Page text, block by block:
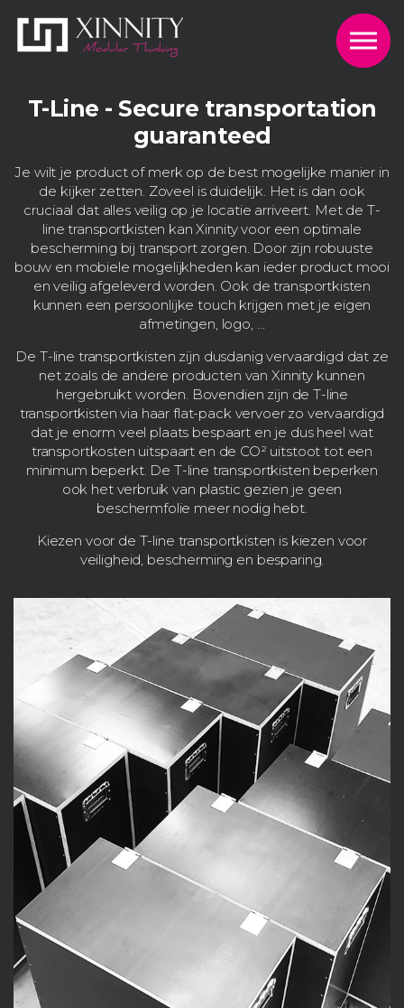
Skip to the content
T-Line - Secure transportation
guaranteed
Je wilt je product of merk op de best mogelijke manier in
de kijker zetten. Zoveel is duidelijk. Het is dan ook
cruciaal dat alles veilig op je locatie arriveert. Met de T-
line transportkisten kan Xinnity voor een optimale
bescherming bij transport zorgen. Door zijn robuuste
bouw en mobiele mogelijkheden kan ieder product mooi
en veilig afgeleverd worden. Ook de transportkisten
kunnen een persoonlijke touch krijgen met je eigen
afmetingen, logo, …
De T-line transportkisten zijn dusdanig vervaardigd dat ze
net zoals de andere producten van Xinnity kunnen
hergebruikt worden. Bovendien zijn de T-line
transportkisten via haar flat-pack vervoer zo vervaardigd
dat je enorm veel plaats bespaart en je dus heel wat
transportkosten uitspaart en de CO² uitstoot tot een
minimum beperkt. De T-line transportkisten beperken
ook het verbruik van plastic gezien je geen
beschermfolie meer nodig hebt.
Kiezen voor de T-line transportkisten is kiezen voor
veiligheid, bescherming en besparing.